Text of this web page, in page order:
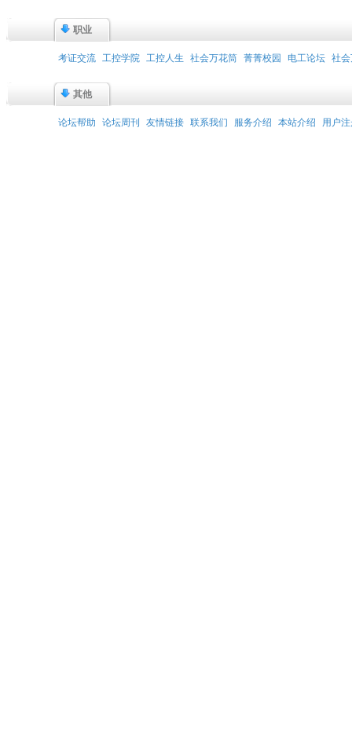
职业
考证交流 工控学院 工控人生 社会万花筒 菁菁校园 电工论坛 社
其他
论坛帮助 论坛周刊 友情链接 联系我们 服务介绍 本站介绍 用户